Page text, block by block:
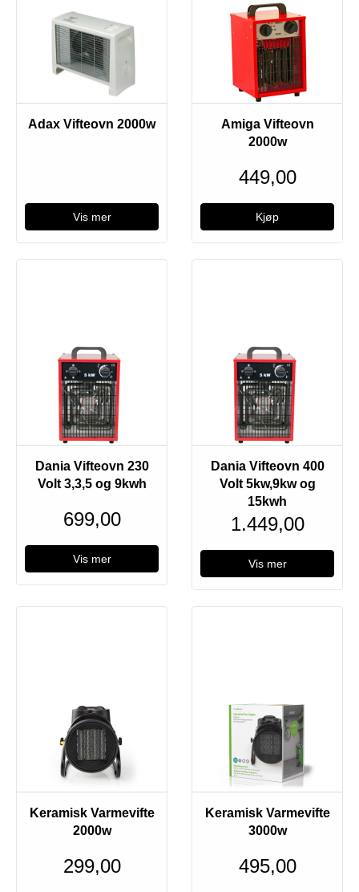
Adax Vifteovn 2000w
Vis mer
Amiga Vifteovn
2000w
449,00
Dania Vifteovn 230
Volt 3,3,5 og 9kwh
699,00
Vis mer
Dania Vifteovn 400
Volt 5kw,9kw og
15kwh
1.449,00
Vis mer
Keramisk Varmevifte
2000w
299,00
Keramisk Varmevifte
3000w
495,00